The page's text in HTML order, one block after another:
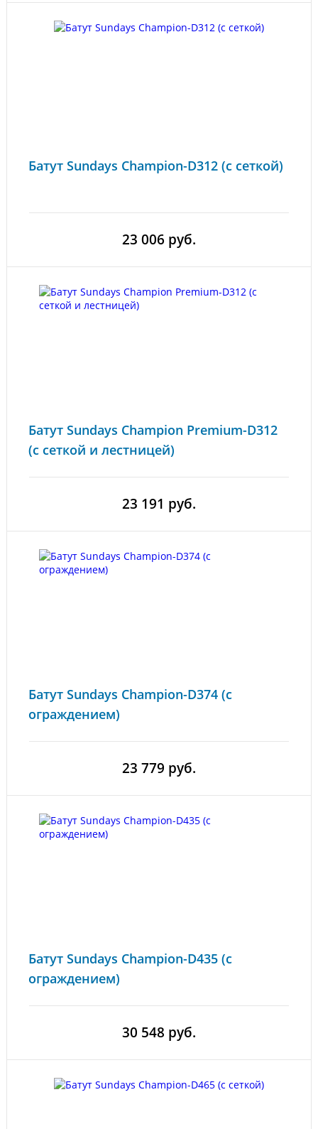
Батут Sundays Champion-D312 (с сеткой)
23 006 руб.
Батут Sundays Champion Premium-D312
(с сеткой и лестницей)
23 191 руб.
Батут Sundays Champion-D374 (с
ограждением)
23 779 руб.
Батут Sundays Champion-D435 (с
ограждением)
30 548 руб.